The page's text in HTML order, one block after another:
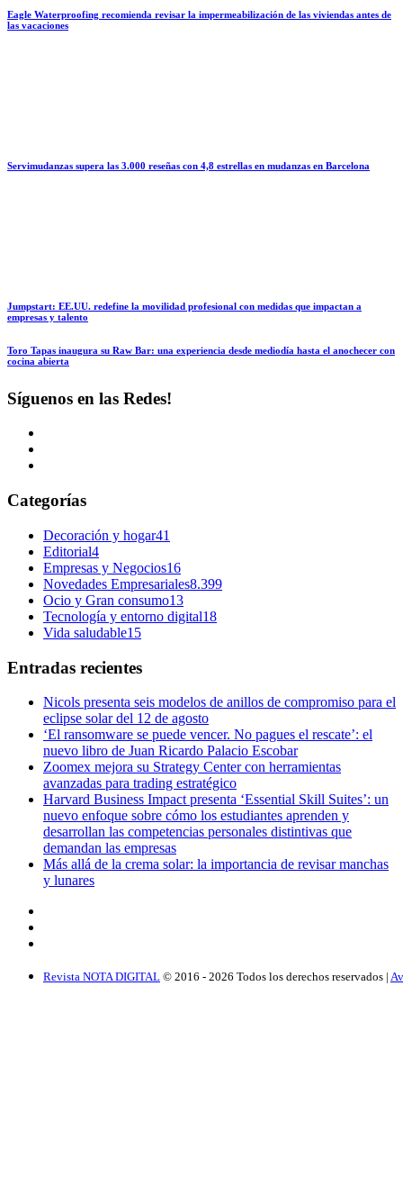
Eagle Waterproofing recomienda revisar la impermeabilización de las viviendas antes de
las vacaciones
Servimudanzas supera las 3.000 reseñas con 4,8 estrellas en mudanzas en Barcelona
Jumpstart: EE.UU. redefine la movilidad profesional con medidas que impactan a
empresas y talento
Toro Tapas inaugura su Raw Bar: una experiencia desde mediodía hasta el anochecer con
cocina abierta
Síguenos en las Redes!
Categorías
Decoración y hogar41
Editorial4
Empresas y Negocios16
Novedades Empresariales8.399
Ocio y Gran consumo13
Tecnología y entorno digital18
Vida saludable15
Entradas recientes
Nicols presenta seis modelos de anillos de compromiso para el
eclipse solar del 12 de agosto
‘El ransomware se puede vencer. No pagues el rescate’: el
nuevo libro de Juan Ricardo Palacio Escobar
Zoomex mejora su Strategy Center con herramientas
avanzadas para trading estratégico
Harvard Business Impact presenta ‘Essential Skill Suites’: un
nuevo enfoque sobre cómo los estudiantes aprenden y
desarrollan las competencias personales distintivas que
demandan las empresas
Más allá de la crema solar: la importancia de revisar manchas
y lunares
Revista NOTA DIGITAL © 2016 - 2026 Todos los derechos reservados |